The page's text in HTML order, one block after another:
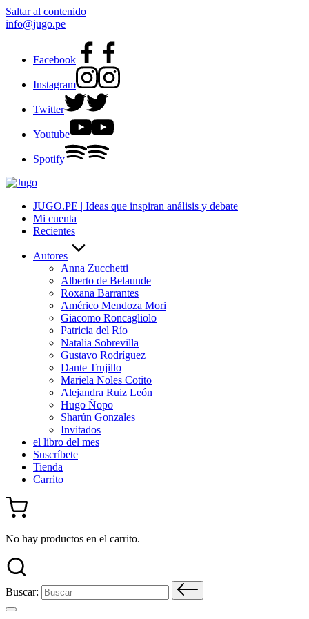
Saltar al contenido
info@jugo.pe
Facebook
Instagram
Twitter
Youtube
Spotify
JUGO.PE | Ideas que inspiran análisis y debate
Mi cuenta
Recientes
Autores
Anna Zucchetti
Alberto de Belaunde
Roxana Barrantes
Américo Mendoza Mori
Giacomo Roncagliolo
Patricia del Río
Natalia Sobrevilla
Gustavo Rodríguez
Dante Trujillo
Mariela Noles Cotito
Alejandra Ruiz León
Hugo Ñopo
Sharún Gonzales
Invitados
el libro del mes
Suscríbete
Tienda
Carrito
No hay productos en el carrito.
Buscar: